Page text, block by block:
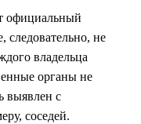
официальный
следовательно, не
владельца
органы не
выявлен с
соседей.